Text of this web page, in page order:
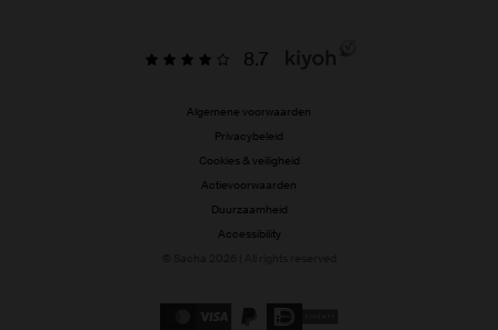
8.7
Algemene voorwaarden
Privacybeleid
Cookies & veiligheid
Actievoorwaarden
Duurzaamheid
Accessibility